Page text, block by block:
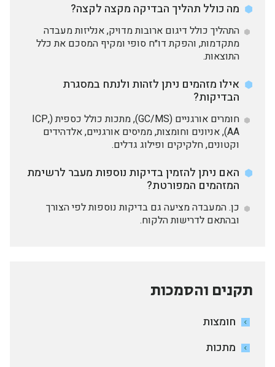
מה כולל תהליך הבדיקה מקצה לקצה?
התהליך כולל דיגום ארובות מדויק, אנליזות מעבדה
מתקדמות, והפקת דו״ח סופי ומקיף המסכם את כלל
התוצאות.
אילו מזהמים ניתן לזהות ולנתח במסגרת
הבדיקות?
חומרים אורגניים (GC/MS), מתכות כולל כספית (ICP,
AA), אניונים וחומצות, ממיסים אורגניים, אלדהידים
וקטונים, חלקיקים ופילוג גדלים.
האם ניתן להזמין בדיקות נוספות מעבר לרשימת
המזהמים המפורטת?
כן. המעבדה מציעה גם בדיקות נוספות לפי הצורך
ובהתאם לדרישות הלקוח.
תקנים והסמכות
חומצות
מתכות